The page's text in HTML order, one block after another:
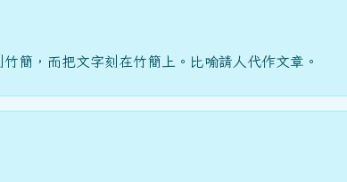
簡，而把文字刻在竹簡上。比喻請人代作文章。